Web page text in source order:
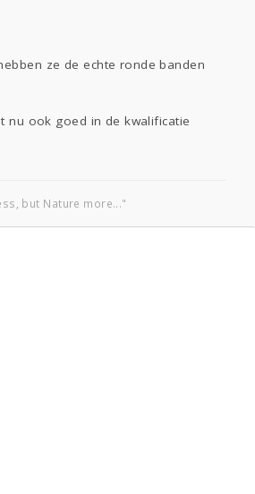
ze de echte ronde banden
nu ook goed in de kwalificatie
but Nature more..."